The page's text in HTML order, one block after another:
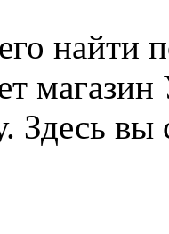
найти
Здесь